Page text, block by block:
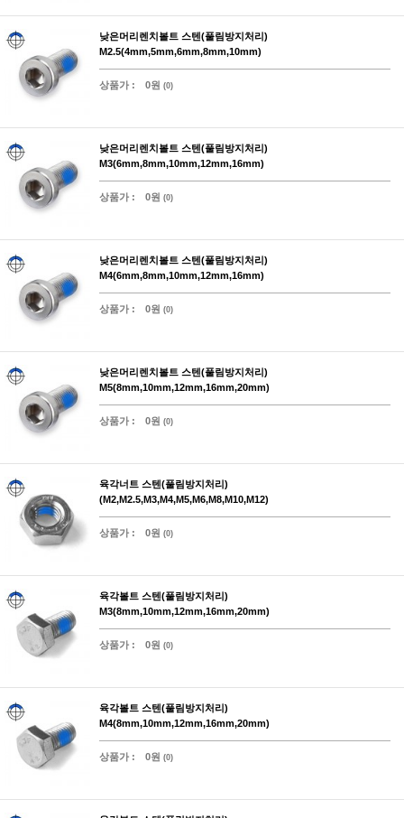
낮은머리렌치볼트 스텐(풀림방지처리)
M2.5(4mm,5mm,6mm,8mm,10mm)
상품가 : 0원 (0)
낮은머리렌치볼트 스텐(풀림방지처리)
M3(6mm,8mm,10mm,12mm,16mm)
상품가 : 0원 (0)
낮은머리렌치볼트 스텐(풀림방지처리)
M4(6mm,8mm,10mm,12mm,16mm)
상품가 : 0원 (0)
낮은머리렌치볼트 스텐(풀림방지처리)
M5(8mm,10mm,12mm,16mm,20mm)
상품가 : 0원 (0)
육각너트 스텐(풀림방지처리)
(M2,M2.5,M3,M4,M5,M6,M8,M10,M12)
상품가 : 0원 (0)
육각볼트 스텐(풀림방지처리)
M3(8mm,10mm,12mm,16mm,20mm)
상품가 : 0원 (0)
육각볼트 스텐(풀림방지처리)
M4(8mm,10mm,12mm,16mm,20mm)
상품가 : 0원 (0)